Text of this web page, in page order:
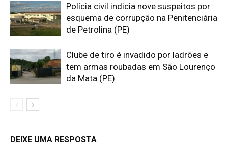
Polícia civil indicia nove suspeitos por
esquema de corrupção na Penitenciária
de Petrolina (PE)
Clube de tiro é invadido por ladrões e
tem armas roubadas em São Lourenço
da Mata (PE)
DEIXE UMA RESPOSTA